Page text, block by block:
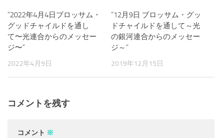
”2022年4月4日ブロッサム・
グッドチャイルドを通し
て〜光連合からのメッセー
ジ〜”
2022年4月9日
”12月9日 ブロッサム・グッ
ドチャイルドを通して～光
の銀河連合からのメッセー
ジ～”
2019年12月15日
コメントを残す
コメント ※